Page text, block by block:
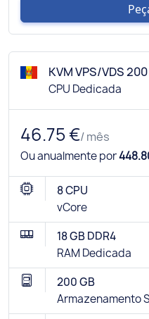
KVM VPS/VDS 200
CPU Dedicada
46.75 €/ mês
Ou anualmente por
8 CPU
vCore
18 GB DDR4
RAM Dedicada
200 GB
Armazenamento